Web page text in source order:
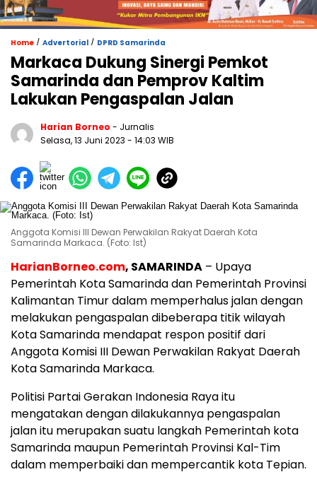
Home / Advertorial / DPRD Samarinda
Markaca Dukung Sinergi Pemkot
Samarinda dan Pemprov Kaltim
Lakukan Pengaspalan Jalan
Harian Borneo - Jurnalis
Selasa, 13 Juni 2023 - 14:03 WIB
Anggota Komisi III Dewan Perwakilan Rakyat Daerah Kota
Samarinda Markaca. (Foto: Ist)
HarianBorneo.com, SAMARINDA – Upaya
Pemerintah Kota Samarinda dan Pemerintah Provinsi
Kalimantan Timur dalam memperhalus jalan dengan
melakukan pengaspalan dibeberapa titik wilayah
Kota Samarinda mendapat respon positif dari
Anggota Komisi III Dewan Perwakilan Rakyat Daerah
Kota Samarinda Markaca.
Politisi Partai Gerakan Indonesia Raya itu
mengatakan dengan dilakukannya pengaspalan
jalan itu merupakan suatu langkah Pemerintah kota
Samarinda maupun Pemerintah Provinsi Kal-Tim
dalam memperbaiki dan mempercantik kota Tepian.